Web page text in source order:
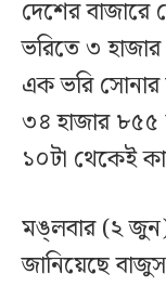
দেশের বাজারে
ভরিতে ৩
এক ভরি সোনার
৩৪ হাজার ৮৫৫
১০টা থেকেই
মঙ্লবার (২
জানিয়েছে